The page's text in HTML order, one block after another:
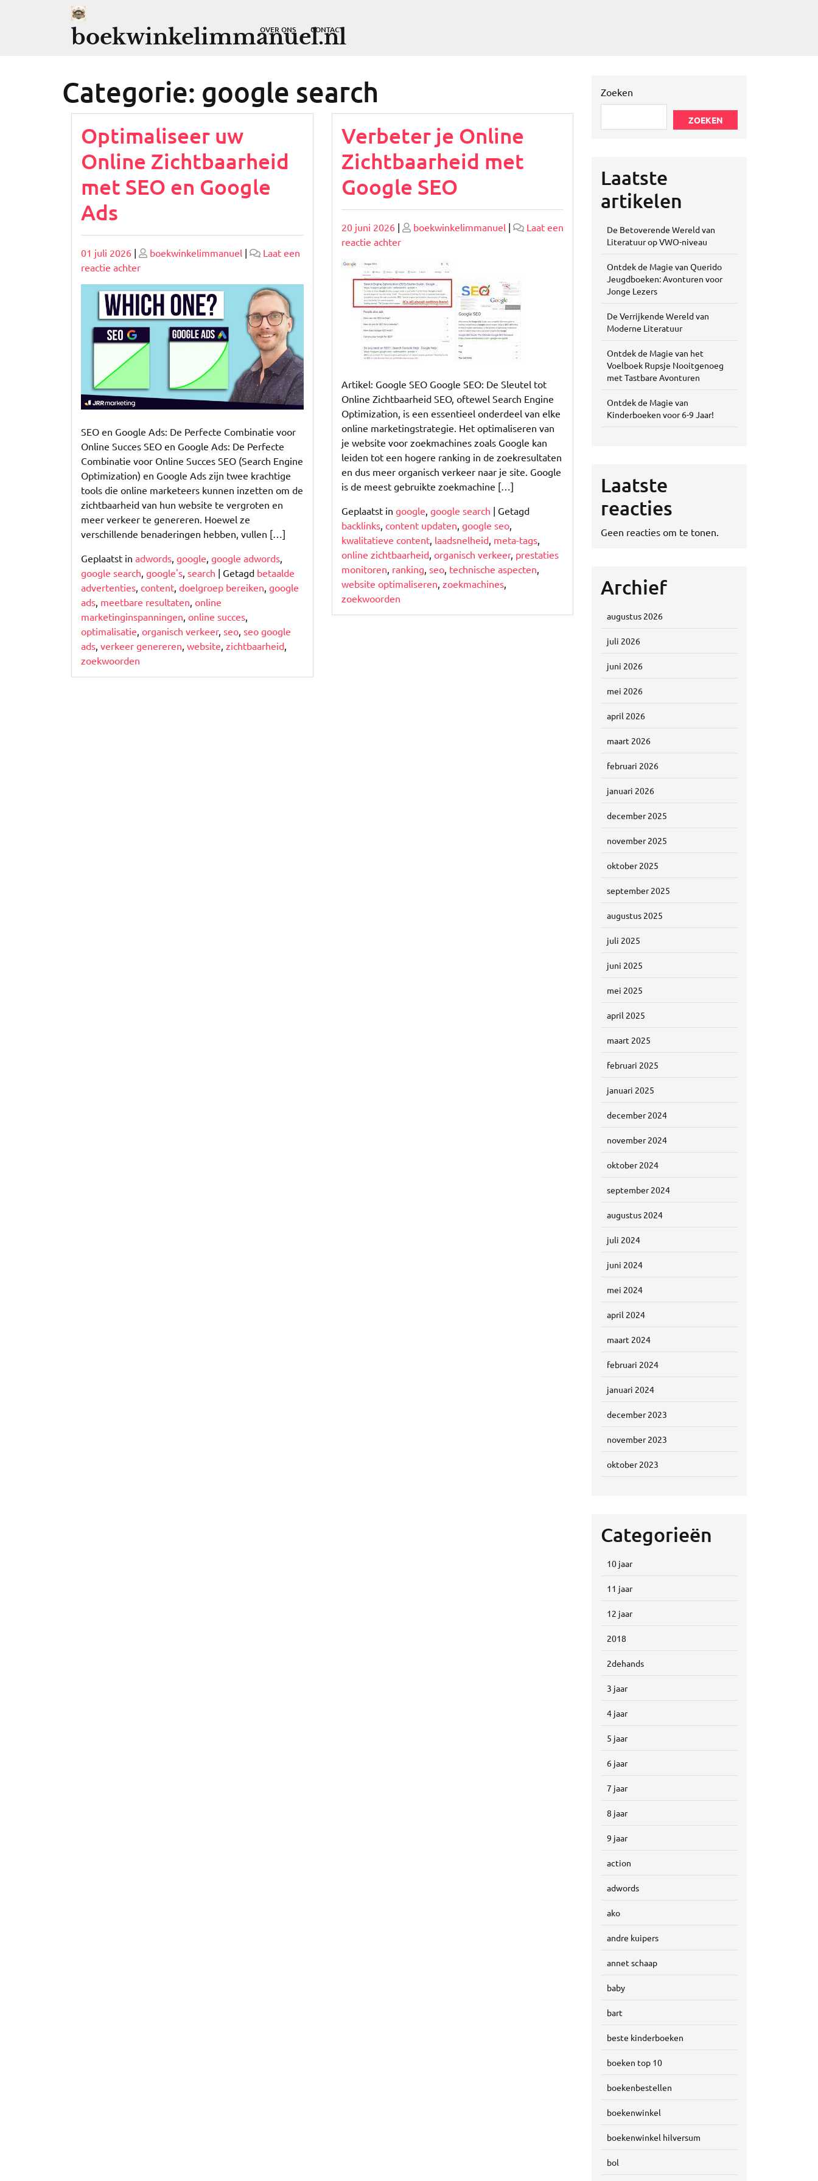
boekwinkelimmanuel.nl
OVER ONS CONTACT
Categorie: google search
Optimaliseer uw
Online Zichtbaarheid
met SEO en Google
Ads
Geplaatst
op
01 juli 2026 | Geplaatst
op
boekwinkelimmanuel |
Laat een
reactie achterop
Optimaliseer
uw
Online
Zichtbaarheid
met
SEO
Ads
SEO en Google Ads: De Perfecte Combinatie voor
Online Succes SEO en Google Ads: De Perfecte
Combinatie voor Online Succes SEO (Search Engine
Optimization) en Google Ads zijn twee krachtige
tools die online marketeers kunnen inzetten om de
zichtbaarheid van hun website te vergroten en
meer verkeer te genereren. Hoewel ze
verschillende benaderingen hebben, vullen […]
Geplaatst in adwords google google adwords
google search google's search | Getagd betaalde
advertenties content doelgroep bereiken google
ads meetbare resultaten online
marketinginspanningen online succes
optimalisatie organisch verkeer, seo seo google
ads verkeer genereren website zichtbaarheid
zoekwoorden
Verbeter je Online
Zichtbaarheid met
Google SEO
Geplaatst
op
20 juni 2026| Geplaatst
boekwinkelimmanuel|
Laat een
reactie achterop
je
Online
Zichtbaarheid
SEO
Artikel: Google SEO Google SEO: De Sleutel tot
Online Zichtbaarheid SEO, oftewel Search Engine
Optimization, is een essentieel onderdeel van elke
online marketingstrategie. Het optimaliseren van
je website voor zoekmachines zoals Google kan
leiden tot een hogere ranking in de zoekresultaten
en dus meer organisch verkeer naar je site. Google
is de meest gebruikte zoekmachine […]
Geplaatst in google, google search | Getagd
backlinks, content updaten, google seo,
kwalitatieve content, laadsnelheid, meta-tags,
online zichtbaarheid, organisch verkeer, prestaties
monitoren, ranking, seo, technische aspecten,
website optimaliseren, zoekmachines,
zoekwoorden
Zoeken
ZOEKEN
Laatste
artikelen
De Betoverende Wereld van
Literatuur op VWO-niveau
Ontdek de Magie van Querido
Jeugdboeken: Avonturen voor
Jonge Lezers
De Verrijkende Wereld van
Moderne Literatuur
Ontdek de Magie van het
Voelboek Rupsje Nooitgenoeg
met Tastbare Avonturen
Ontdek de Magie van
Kinderboeken voor 6-9 Jaar!
Laatste
reacties
Geen reacties om te tonen.
Archief
augustus 2026
juli 2026
juni 2026
mei 2026
april 2026
maart 2026
februari 2026
januari 2026
december 2025
november 2025
oktober 2025
september 2025
augustus 2025
juli 2025
juni 2025
mei 2025
april 2025
maart 2025
februari 2025
januari 2025
december 2024
november 2024
oktober 2024
september 2024
augustus 2024
juli 2024
juni 2024
mei 2024
april 2024
maart 2024
februari 2024
januari 2024
december 2023
november 2023
oktober 2023
Categorieën
10 jaar
11 jaar
12 jaar
2018
2dehands
3 jaar
4 jaar
5 jaar
6 jaar
7 jaar
8 jaar
9 jaar
action
adwords
ako
andre kuipers
annet schaap
baby
bart
beste kinderboeken
boeken top 10
boekenbestellen
boekenwinkel
boekenwinkel hilversum
bol